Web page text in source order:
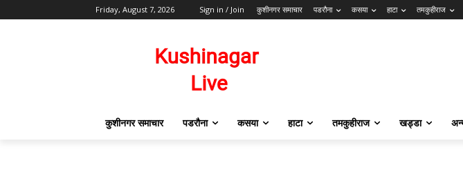
Friday, August 7, 2026 Sign in / Join कुशीनगर समाचार पडरौना कसया हाटा तमकुहीराज
कुशीनगर समाचार पडरौना कसया हाटा तमकुहीराज खड्डा